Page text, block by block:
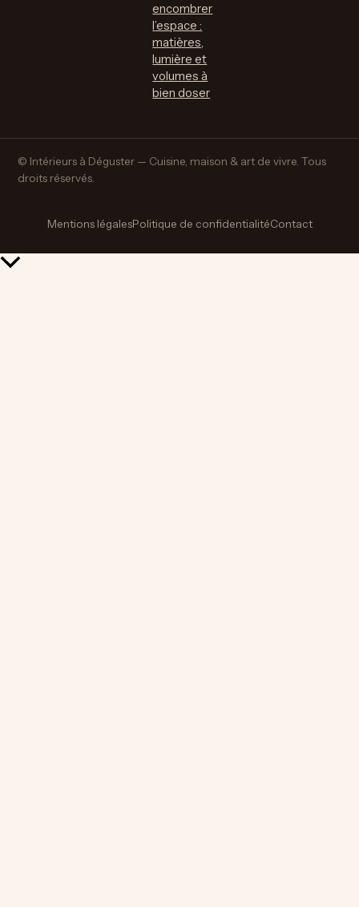
encombrer
l’espace :
matières,
lumière et
volumes à
bien doser
© Intérieurs à Déguster — Cuisine, maison & art de vivre. Tous
droits réservés.
Mentions légalesPolitique de confidentialitéContact